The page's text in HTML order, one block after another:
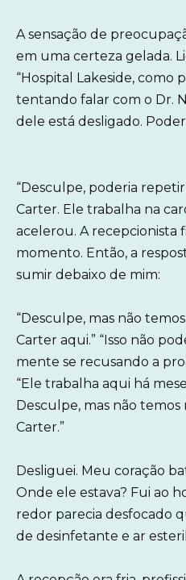
A sensação de
em uma certeza gelada.
“Hospital Lakeside, como
tentando falar com o Dr.
dele está desligado.
“Desculpe, poderia
Carter. Ele trabalha na
acelerou. A recepcionista
momento. Então, a
sumir debaixo de mim:
“Desculpe, mas não
Carter aqui.” “Isso não
mente se recusando a
“Ele trabalha aqui há
Desculpe, mas não
Carter.”
Desliguei. Meu coração
Onde ele estava? Fui ao
redor parecia desfocado
de desinfetante e ar